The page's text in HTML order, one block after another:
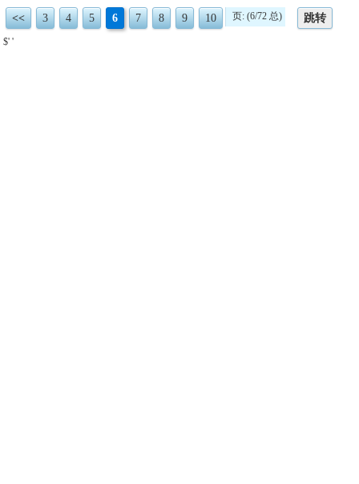
<< 3 4 5 6 7 8 9 10 页: (6/72 总) 跳转
$' '